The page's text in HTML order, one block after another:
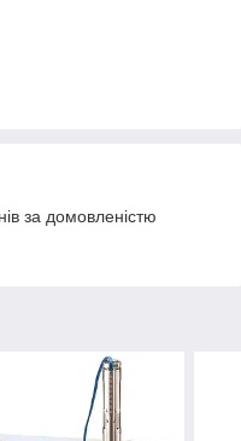
за домовленістю